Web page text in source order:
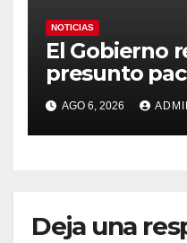
NOTICIAS
El Gobierno
presunto
con
la final del
«Tiene que
AGO 6, 2026
Deja una